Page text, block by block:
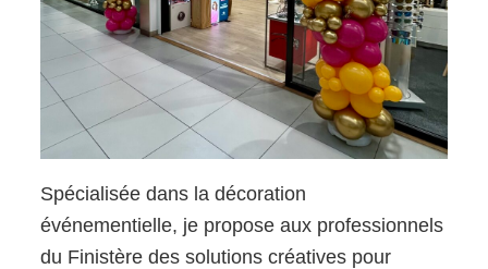
Spécialisée dans la décoration
événementielle, je propose aux professionnels
du Finistère des solutions créatives pour